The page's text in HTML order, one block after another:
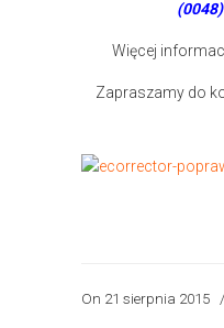
Więcej
Zapraszamy do
On 21 sierpnia 2015 /